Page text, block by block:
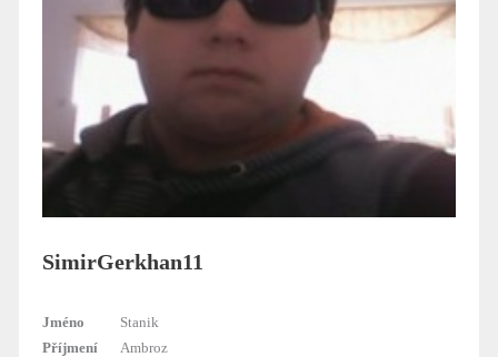
SimirGerkhan11
Jméno
Stanik
Příjmení
Ambroz